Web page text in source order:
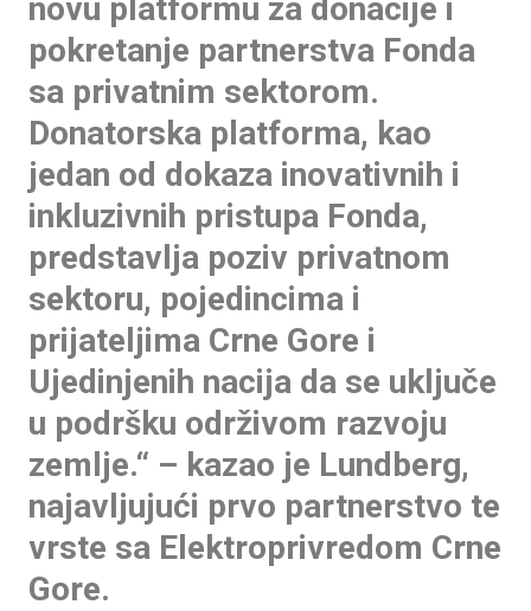
novu platformu za donacije i
pokretanje partnerstva Fonda
sa privatnim sektorom.
Donatorska platforma, kao
jedan od dokaza inovativnih i
inkluzivnih pristupa Fonda,
predstavlja poziv privatnom
sektoru, pojedincima i
prijateljima Crne Gore i
Ujedinjenih nacija da se uključe
u podršku održivom razvoju
zemlje.“ – kazao je Lundberg,
najavljujući prvo partnerstvo te
vrste sa Elektroprivredom Crne
Gore.